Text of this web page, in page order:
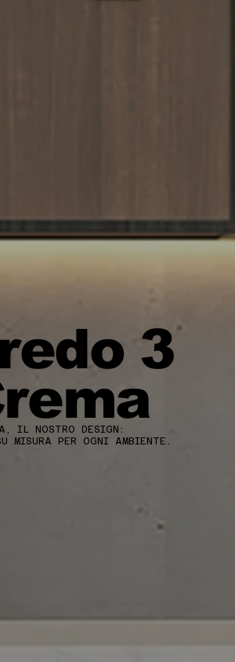
3
IL NOSTRO DESIGN:
MISURA PER OGNI AMBIENTE.